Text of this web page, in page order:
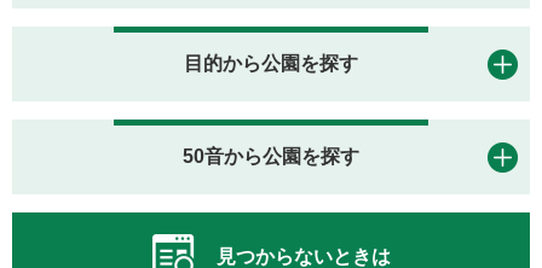
目的から公園を探す
50音から公園を探す
見つからないときは